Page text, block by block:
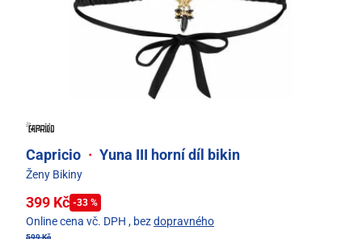
Capricio · Yuna III horní díl bikin
Ženy Bikiny
399 Kč -33 %
Online cena vč. DPH , bezdopravného
599 Kč